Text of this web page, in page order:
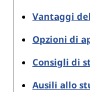
Vantaggi
Opzioni di
Consigli di
Ausili allo